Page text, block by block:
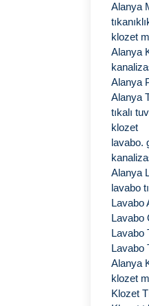
Alanya
klozet
Alanya
Alanya
Alanya
tıkalı
klozet
lavabo.
Alanya
lavabo
Lavabo
Lavabo
Lavabo
Lavabo
Alanya
klozet
Klozet